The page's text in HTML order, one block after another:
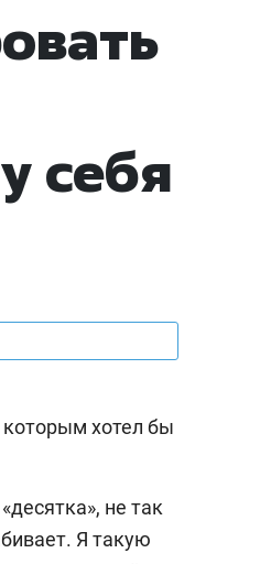
себя
которым хотел бы
не так
Я такую